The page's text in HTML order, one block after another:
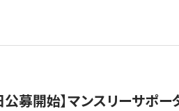
公募開始】マンスリーサポ